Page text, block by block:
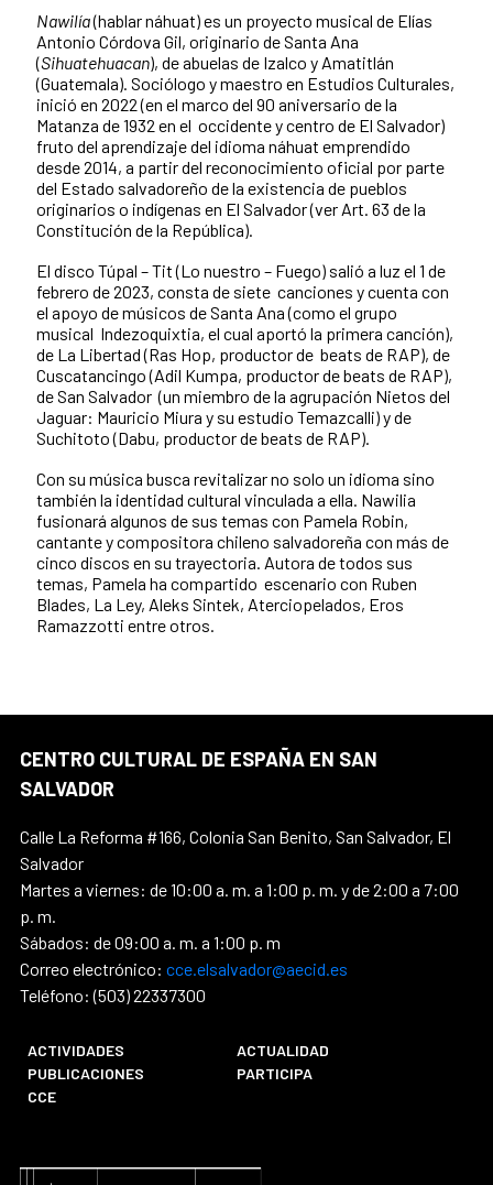
Nawilía(hablar náhuat) es un proyecto musical de Elías
Antonio Córdova Gil, originario de Santa Ana
(Sihuatehuacan), de abuelas de Izalco y Amatitlán
(Guatemala). Sociólogo y maestro en Estudios Culturales,
inició en 2022 (en el marco del 90 aniversario de la
Matanza de 1932 en el occidente y centro de El Salvador)
fruto del aprendizaje del idioma náhuat emprendido
desde 2014, a partir del reconocimiento oficial por parte
del Estado salvadoreño de la existencia de pueblos
originarios o indígenas en El Salvador (ver Art. 63 de la
Constitución de la República).
El disco Túpal – Tit (Lo nuestro – Fuego) salió a luz el 1 de
febrero de 2023, consta de siete canciones y cuenta con
el apoyo de músicos de Santa Ana (como el grupo
musical Indezoquixtia, el cual aportó la primera canción),
de La Libertad (Ras Hop, productor de beats de RAP), de
Cuscatancingo (Adil Kumpa, productor de beats de RAP),
de San Salvador(un miembro de la agrupación Nietos del
Jaguar: Mauricio Miura y su estudio Temazcalli) yde
Suchitoto (Dabu, productor de beats de RAP).
Con su música busca revitalizar no solo un idioma sino
también la identidad cultural vinculada a ella. Nawilia
fusionará algunos de sus temas con Pamela Robin,
cantante y compositora chileno salvadoreña con más de
cinco discos en su trayectoria. Autora de todos sus
temas, Pamela ha compartido escenario con Ruben
Blades, La Ley, Aleks Sintek, Aterciopelados, Eros
Ramazzotti entre otros.
CENTRO CULTURAL DE ESPAÑA EN SAN
SALVADOR
Calle La Reforma #166, Colonia San Benito, San Salvador, El
Salvador
Martes a viernes: de 10:00 a. m. a 1:00 p. m. y de 2:00 a 7:00
p. m.
Sábados: de 09:00 a. m. a 1:00 p. m
Correo electrónico: cce.elsalvador@aecid.es
Teléfono: (503) 22337300
ACTIVIDADES
ACTUALIDAD
PUBLICACIONES
PARTICIPA
CCE